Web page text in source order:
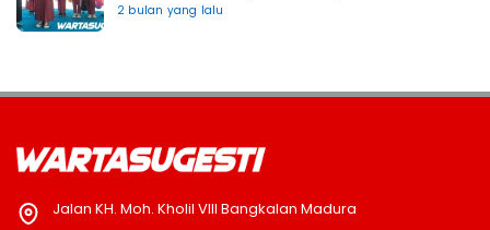
2 bulan yang lalu
Jalan KH. Moh. Kholil VIII Bangkalan Madura